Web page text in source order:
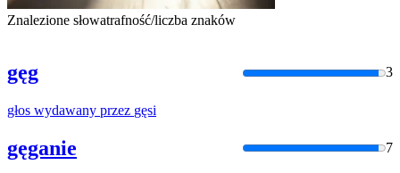
Znalezione słowatrafność/liczba znaków
gęg 3
głos wydawany przez gęsi
gęganie 7